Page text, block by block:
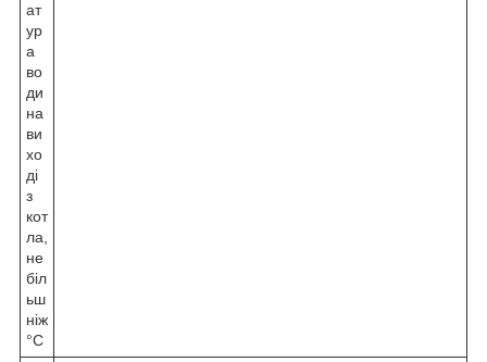
ат
ур
а
во
ди
на
ви
хо
ді
з
кот
ла,
не
біл
ьш
ніж
°C